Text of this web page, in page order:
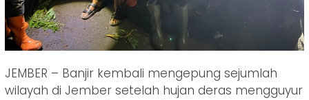
JEMBER – Banjir kembali mengepung sejumlah
wilayah di Jember setelah hujan deras mengguyur